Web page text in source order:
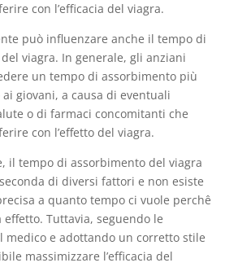
con l’efficacia del viagra.
può influenzare anche il tempo di
viagra. In generale, gli anziani
un tempo di assorbimento più
giovani, a causa di eventuali
o di farmaci concomitanti che
con l’effetto del viagra.
il tempo di assorbimento del viagra
di diversi fattori e non esiste
a quanto tempo ci vuole perchê
effetto. Tuttavia, seguendo le
medico e adottando un corretto stile
massimizzare l’efficacia del